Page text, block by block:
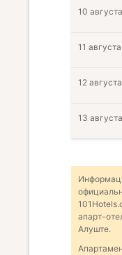
10
11
12
13
апарт-
Алуште.